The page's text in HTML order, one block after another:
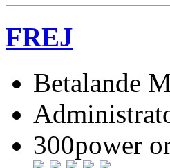
FREJ
Betalande
300power